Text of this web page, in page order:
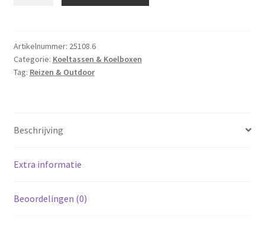
stuks
-
8L
Artikelnummer: 25108.6
Categorie: Koeltassen & Koelboxen
Tag: Reizen & Outdoor
Beschrijving
Extra informatie
Beoordelingen (0)